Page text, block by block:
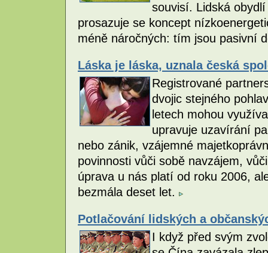
souvisí. Lidská
prosazuje se koncept
méně náročných: tím jsou pasivní
Láska je láska, uznala česká
Registrované
dvojic stejného
letech mohou
upravuje uzavírání
nebo zánik, vzájemné
povinnosti vůči sobě navzájem,
úprava u nás platí od roku 2006,
bezmála deset let.
Potlačování lidských a
I když před svým